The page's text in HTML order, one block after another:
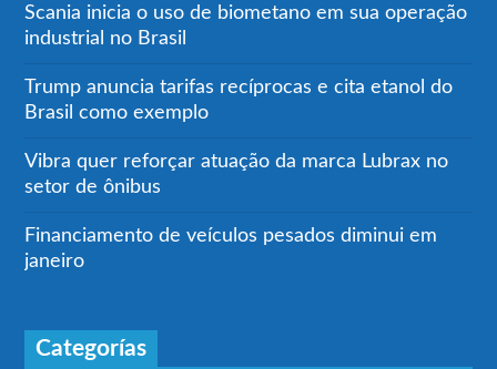
Scania inicia o uso de biometano em sua operação
industrial no Brasil
Trump anuncia tarifas recíprocas e cita etanol do
Brasil como exemplo
Vibra quer reforçar atuação da marca Lubrax no
setor de ônibus
Financiamento de veículos pesados diminui em
janeiro
Categorías